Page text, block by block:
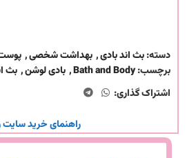
دسته:بث اند بادی, بهداشت شخصی,
برچسب:Bath and Body
, بادی لوشن, بث
اشتراک گذاری:
راهنمای خرید سایت